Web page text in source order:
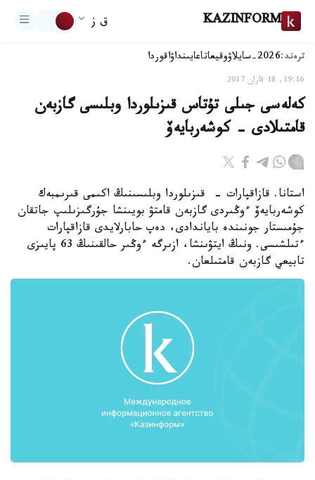
KAZINFORM ق ز
ترەند:2026-سايلاۋ وقيعاتاعايىنداۋاقوردا
19:16, 18 قازان 2017
كەلەسى جىلى تۇتاس قىزىلوردا وبلىسى گازبەن
قامتىلادى - كوشەربايەۆ
استانا. قازاقپارات - قىزىلوردا وبلىسىنىڭ اكىمى قىرىمبەك
كوشەربايەۆ ءوڭىردى گازبەن قامتۋ بويىنشا جۇرگىزىلىپ جاتقان
جۇمىستار جونىندە باياندادى، دەپ حابارلايدى قازاقپارات
ءتىلشىسى. ونىڭ ايتۋىنشا، ازىرگە ءوڭىر حالقىنىڭ 63 پايىزى
تابيعي گازبەن قامتىلعان.